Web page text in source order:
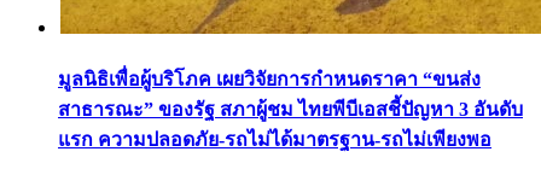
มูลนิธิเพื่อผู้บริโภค เผยวิจัยการกำหนดราคา “ขนส่ง
สาธารณะ” ของรัฐ สภาผู้ชม ไทยพีบีเอสชี้ปัญหา 3 อันดับ
แรก ความปลอดภัย-รถไม่ได้มาตรฐาน-รถไม่เพียงพอ